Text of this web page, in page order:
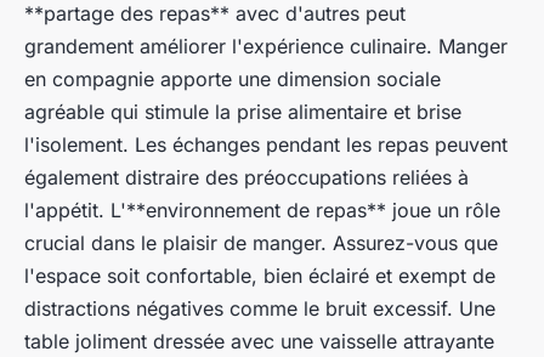
**partage des repas** avec d'autres peut
grandement améliorer l'expérience culinaire. Manger
en compagnie apporte une dimension sociale
agréable qui stimule la prise alimentaire et brise
l'isolement. Les échanges pendant les repas peuvent
également distraire des préoccupations reliées à
l'appétit. L'**environnement de repas** joue un rôle
crucial dans le plaisir de manger. Assurez-vous que
l'espace soit confortable, bien éclairé et exempt de
distractions négatives comme le bruit excessif. Une
table joliment dressée avec une vaisselle attrayante